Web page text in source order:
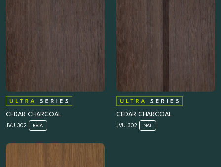
CEDAR CHARCOAL
JVU-302 RATA
CEDAR CHARCOAL
JVU-302 NAT